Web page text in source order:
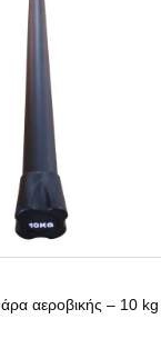
αεροβικής – 10 kg